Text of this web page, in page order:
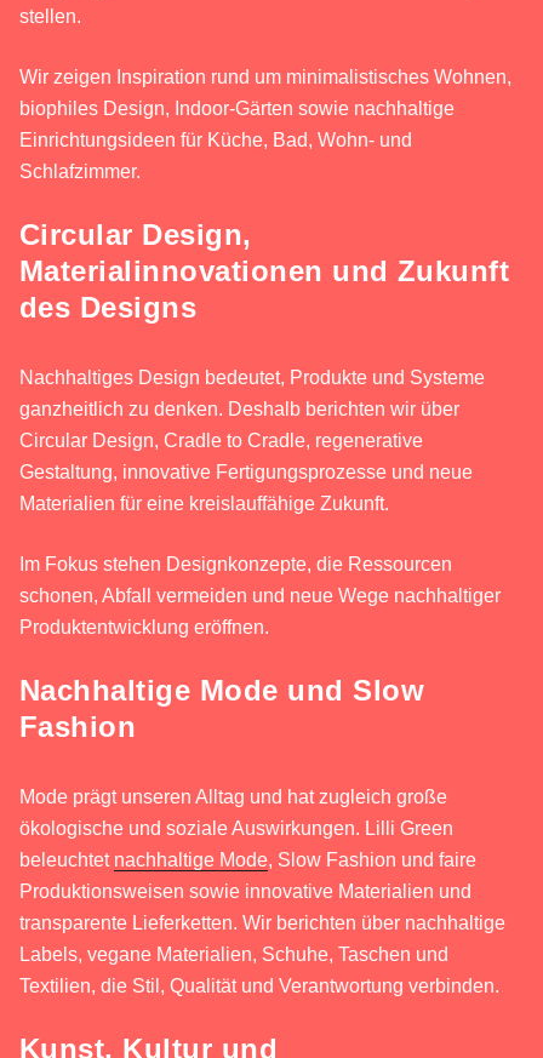
stellen.
Wir zeigen Inspiration rund um minimalistisches Wohnen,
biophiles Design, Indoor-Gärten sowie nachhaltige
Einrichtungsideen für Küche, Bad, Wohn- und
Schlafzimmer.
Circular Design,
Materialinnovationen und Zukunft
des Designs
Nachhaltiges Design bedeutet, Produkte und Systeme
ganzheitlich zu denken. Deshalb berichten wir über
Circular Design, Cradle to Cradle, regenerative
Gestaltung, innovative Fertigungsprozesse und neue
Materialien für eine kreislauffähige Zukunft.
Im Fokus stehen Designkonzepte, die Ressourcen
schonen, Abfall vermeiden und neue Wege nachhaltiger
Produktentwicklung eröffnen.
Nachhaltige Mode und Slow
Fashion
Mode prägt unseren Alltag und hat zugleich große
ökologische und soziale Auswirkungen. Lilli Green
beleuchtet nachhaltige Mode, Slow Fashion und faire
Produktionsweisen sowie innovative Materialien und
transparente Lieferketten. Wir berichten über nachhaltige
Labels, vegane Materialien, Schuhe, Taschen und
Textilien, die Stil, Qualität und Verantwortung verbinden.
Kunst, Kultur und